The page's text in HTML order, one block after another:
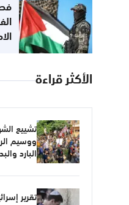
الأكثر قراءة
تشييع
ووسيم
البارد
تقرير